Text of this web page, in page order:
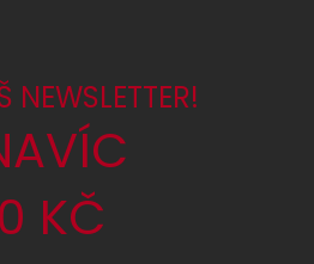
NEWSLETTER!
KČ